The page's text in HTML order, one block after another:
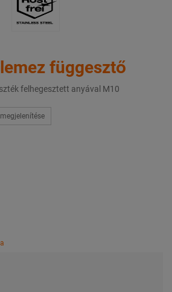
függesztő
felhegesztett anyával M10